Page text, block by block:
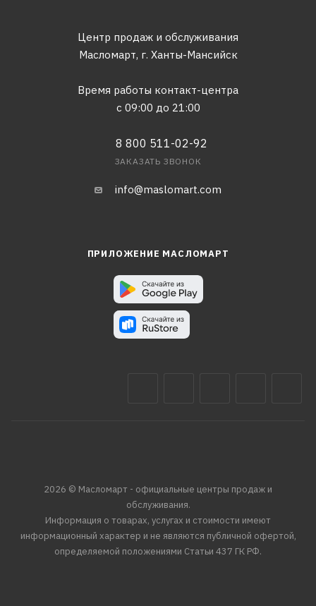
Центр продаж и обслуживания
Масломарт, г. Ханты-Мансийск
Время работы контакт-центра
с 09:00 до 21:00
8 800 511-02-92
ЗАКАЗАТЬ ЗВОНОК
info@maslomart.com
ПРИЛОЖЕНИЕ МАСЛОМАРТ
2026 © Масломарт - официальные центры продаж и
обслуживания.
Информация о товарах, услугах и стоимости имеют
информационный характер и не являются публичной офертой,
определяемой положениями Статьи 437 ГК РФ.